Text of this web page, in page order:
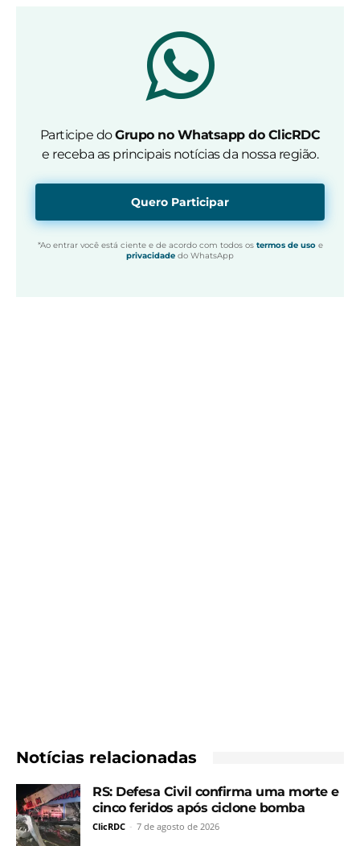
Participe doGrupo no Whatsapp do ClicRDC
e receba as principais notícias da nossa região.
Quero Participar
*Ao entrar você está ciente e de acordo com todos os termos de usoe
privacidade do WhatsApp
Notícias relacionadas
RS: Defesa Civil confirma uma morte e
cinco feridos após ciclone bomba
ClicRDC - 7 de agosto de 2026